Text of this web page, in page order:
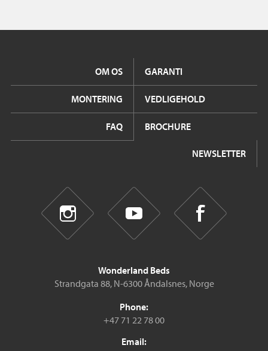
OM OS GARANTI
MONTERING VEDLIGEHOLD
FAQ BROCHURE
NEWSLETTER
Wonderland Beds
Strandgata 88, N-6300 Åndalsnes, Norge
Phone:
+47 71 22 78 00
Email: